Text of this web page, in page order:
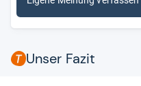
Unser Fazit